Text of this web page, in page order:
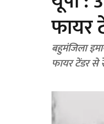
फायर
बहुमंजिला
फायर टेंडर